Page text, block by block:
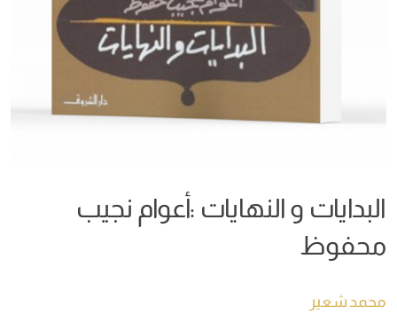
البدايات و النهايات :أعوام نجيب
محفوظ
محمد شعير